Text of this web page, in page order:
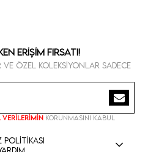
Erişim Fırsatı!
ve özel koleksiyonlar sadece
verilerimin korunmasını kabul
Politikası